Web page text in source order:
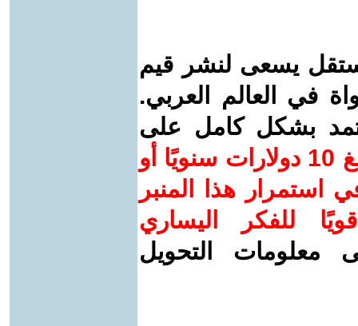
يسعى لنشر قيم
في العالم العربي.
بشكل كامل على
ساهم/ي معنا! بدعمكم بمبلغ 10 دولارات سنويًا أو
استمرار هذا المنبر
للفكر اليساري
معلومات التحويل